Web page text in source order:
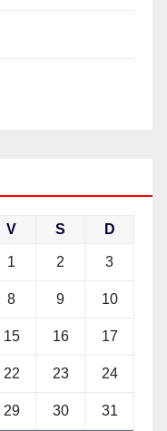
V S D
1 2 3
8 9 10
15 16 17
22 23 24
29 30 31